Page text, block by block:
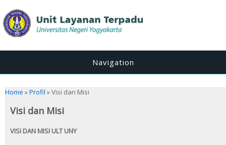
Navigation
You are here
Home »Profil » Visi dan Misi
Visi dan Misi
VISI DAN MISI ULT UNY